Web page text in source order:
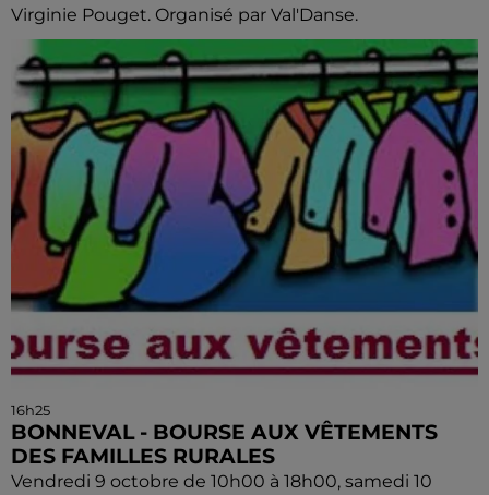
Virginie Pouget. Organisé par Val'Danse.
16h25
BONNEVAL - BOURSE AUX VÊTEMENTS
DES FAMILLES RURALES
Vendredi 9 octobre de 10h00 à 18h00, samedi 10